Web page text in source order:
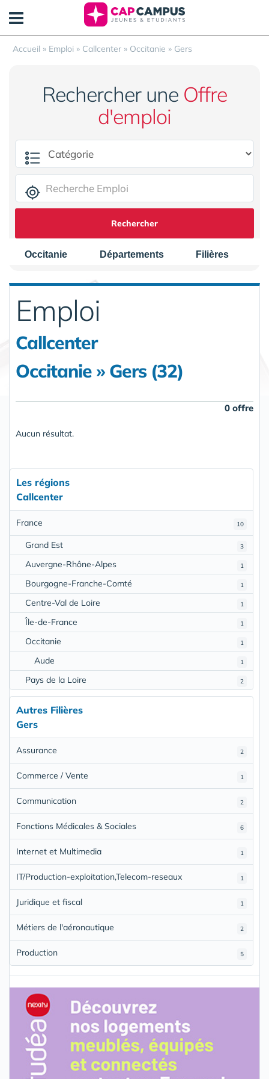
Accueil » Emploi » Callcenter » Occitanie » Gers
Rechercher une Offre
d'emploi
Rechercher
Occitanie Départements Filières
Emploi
Callcenter
Occitanie » Gers (32)
0 offre
Aucun résultat.
Les régions
Callcenter
10
France
3
Grand Est
1
Auvergne-Rhône-Alpes
1
Bourgogne-Franche-Comté
1
Centre-Val de Loire
1
Île-de-France
1
Occitanie
1
Aude
2
Pays de la Loire
Autres Filières
Gers
2
Assurance
1
Commerce / Vente
2
Communication
6
Fonctions Médicales & Sociales
1
Internet et Multimedia
1
IT/Production-exploitation,Telecom-reseaux
1
Juridique et fiscal
2
Métiers de l'aéronautique
5
Production
Panneau de gestion des cookies